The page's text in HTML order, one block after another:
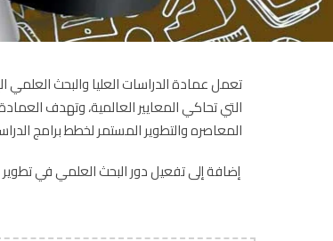
تعمل عمادة الدراسات العليا والبحث
التي تحاكي المعايير العالمية، وتهدف
المعاصره والتطوير المستمر لخطط برامج
إضافة إلى تفعيل دور البحث العلمي في تطوير